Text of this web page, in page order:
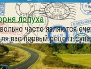
лопуха
часто являются
вас первый рецепт супа,